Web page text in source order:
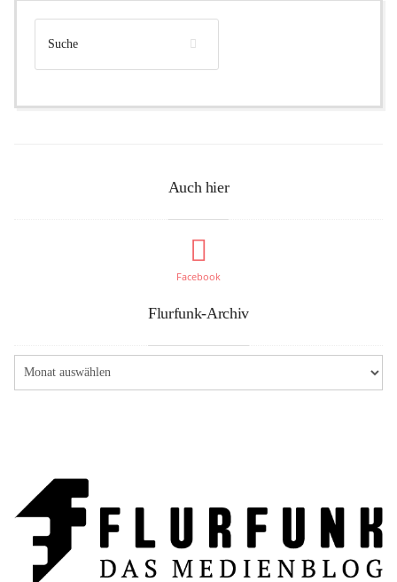
Auch hier
Facebook
Flurfunk-Archiv